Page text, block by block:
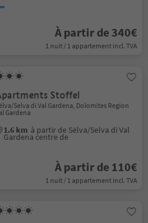
À partir de 340€
1 nuit / 1 appartement incl. TVA
Stoffel
Selva di Val Gardena, Dolomites Region
Gardena
1.6 km à partir de Sëlva/Selva di Val
Gardena centre de
À partir de 110€
1 nuit / 1 appartement incl. TVA